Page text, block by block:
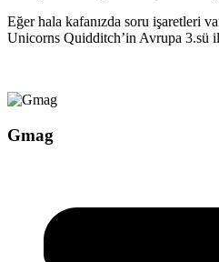
Eğer hala kafanızda soru işaretleri
Unicorns Quidditch’in Avrupa 3.sü
Gmag